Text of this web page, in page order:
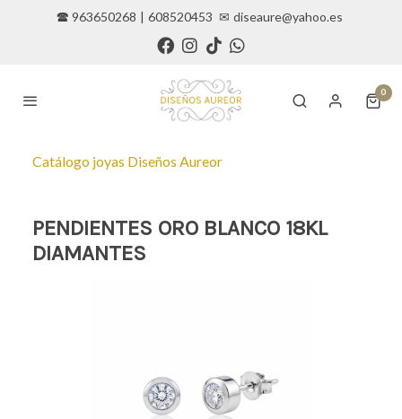
🕿 963650268 | 608520453 ✉ diseaure@yahoo.es
0
Catálogo joyas Diseños Aureor
PENDIENTES ORO BLANCO 18KL
DIAMANTES